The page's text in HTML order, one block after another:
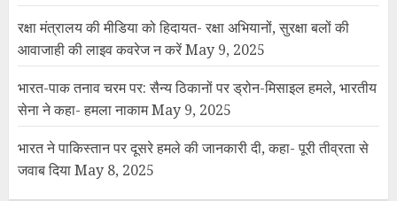
रक्षा मंत्रालय की मीडिया को हिदायत- रक्षा अभियानों, सुरक्षा बलों की
आवाजाही की लाइव कवरेज न करेंMay 9, 2025
भारत-पाक तनाव चरम पर: सैन्य ठिकानों पर ड्रोन-मिसाइल हमले, भारतीय
सेना ने कहा- हमला नाकामMay 9, 2025
भारत ने पाकिस्तान पर दूसरे हमले की जानकारी दी, कहा- पूरी तीव्रता से
जवाब दियाMay 8, 2025